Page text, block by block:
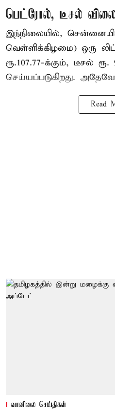
பெட்ரோல், டீசல் விலை
இந்நிலையில்,
வெள்ளிக்கிழமை) ஒரு
ரூ.107.77-க்கும், டீசல்
செய்யப்படுகிறது.
Read
வானிலை செய்திகள்